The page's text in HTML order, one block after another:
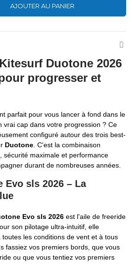
AJOUTER AU PANIER
Duotone 2026
progresser et
parfait pour vous lancer à fond dans le
vrai cap dans votre progression ? Ce
configuré autour des trois best-
Duotone. C'est la combinaison
sécurité maximale et performance
durant de nombreuses années.
Evo sls 2026 – La
Evo sls 2026 est l'aile de freeride
son pilotage ultra-intuitif, elle
les conditions de vent et à tous
fassiez vos premiers bords, que vous
ou que vous tentiez vos premiers